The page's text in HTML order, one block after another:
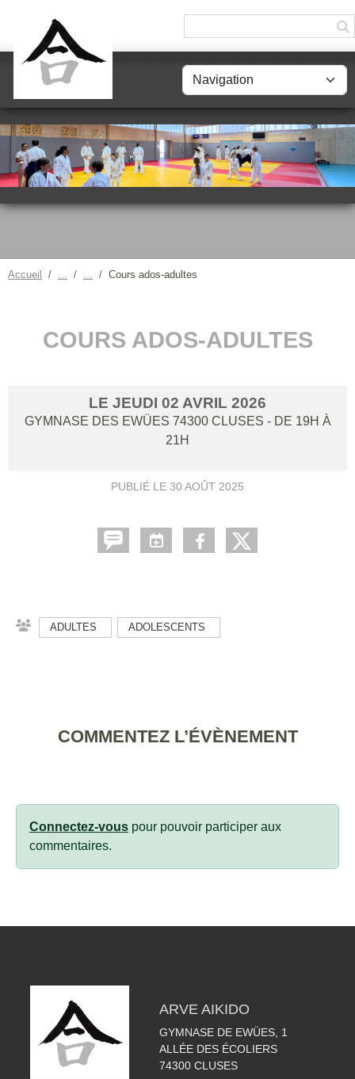
Accueil Cours ados-adultes
COURS ADOS-ADULTES
LE JEUDI 02 AVRIL 2026
GYMNASE DES EWÜES 74300 CLUSES - DE 19H À
21H
PUBLIÉ LE 30 AOÛT 2025
ADULTES ADOLESCENTS
COMMENTEZ L’ÉVÈNEMENT
Connectez-vous pour pouvoir participer aux
commentaires.
ARVE AIKIDO
GYMNASE DE EWÜES, 1
ALLÉE DES ÉCOLIERS
74300 CLUSES